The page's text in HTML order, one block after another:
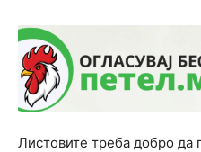
Листовите треба добро да